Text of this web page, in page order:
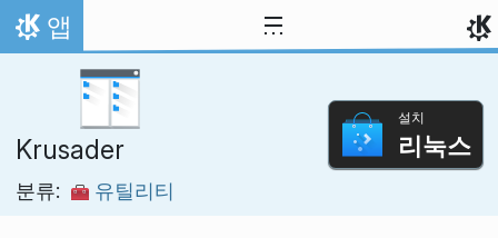
내용으로 이동
홈
앱
Krusader
분류: 유틸리티
설치
리눅스